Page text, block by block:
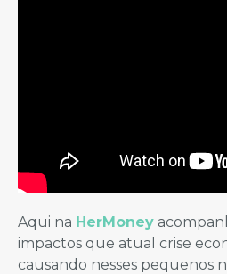
Aqui na HerMoney
impactos que atual crise
causando nesses pequenos